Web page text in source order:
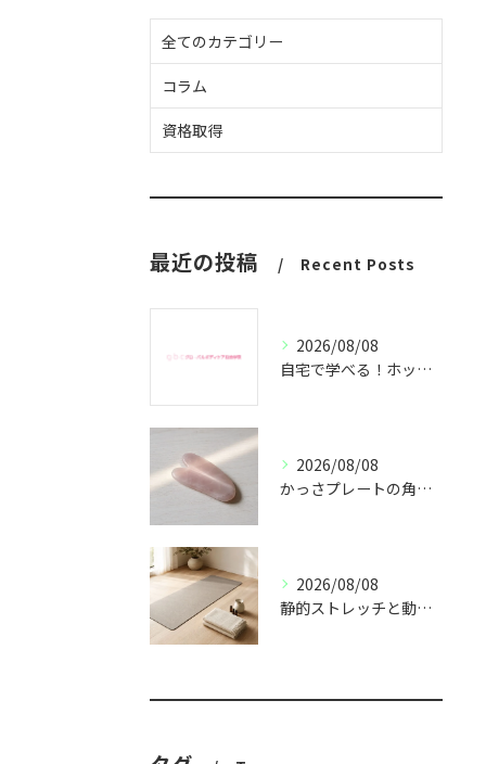
全てのカテゴリー
コラム
資格取得
最近の投稿 Recent Posts
2026/08/08
自宅で学べる！ホットストーンセラピスト通信講座の魅力とは
2026/08/08
かっさプレートの角度と圧｜肌に負担をかけない当て方
2026/08/08
静的ストレッチと動的ストレッチの違い｜使い分け方